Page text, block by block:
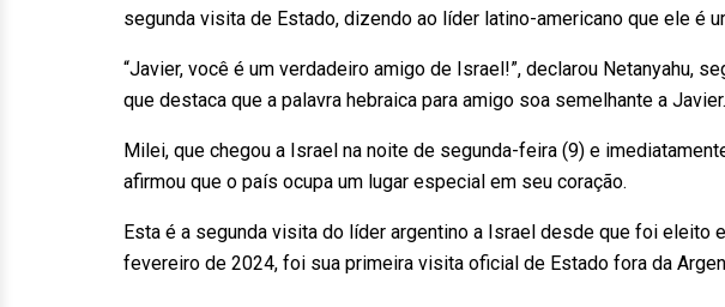
segunda visita de Estado, dizendo ao líder latino-americano que ele é
“Javier, você é um verdadeiro amigo de Israel!”, declarou Netanyahu,
que destaca que a palavra hebraica para amigo soa semelhante a Javier.
Milei, que chegou a Israel na noite de segunda-feira (9) e
afirmou que o país ocupa um lugar especial em seu coração.
Esta é a segunda visita do líder argentino a Israel desde que foi eleito
fevereiro de 2024, foi sua primeira visita oficial de Estado fora da